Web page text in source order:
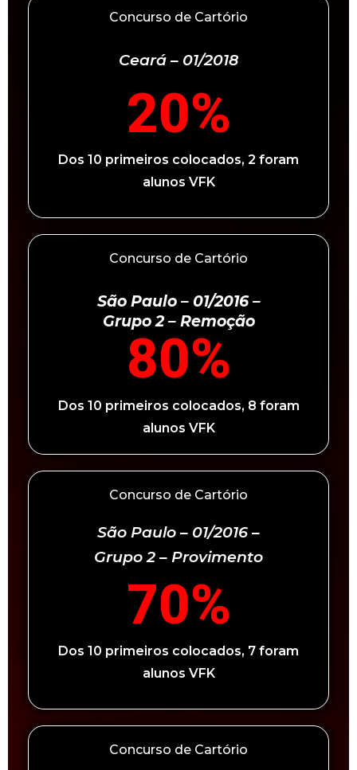
Concurso de Cartório
Ceará – 01/2018
20%
Dos 10 primeiros colocados, 2 foram
alunos VFK
Concurso de Cartório
São Paulo – 01/2016 –
Grupo 2 – Remoção
80%
Dos 10 primeiros colocados, 8 foram
alunos VFK
Concurso de Cartório
São Paulo – 01/2016 –
Grupo 2 – Provimento
70%
Dos 10 primeiros colocados, 7 foram
alunos VFK
Concurso de Cartório